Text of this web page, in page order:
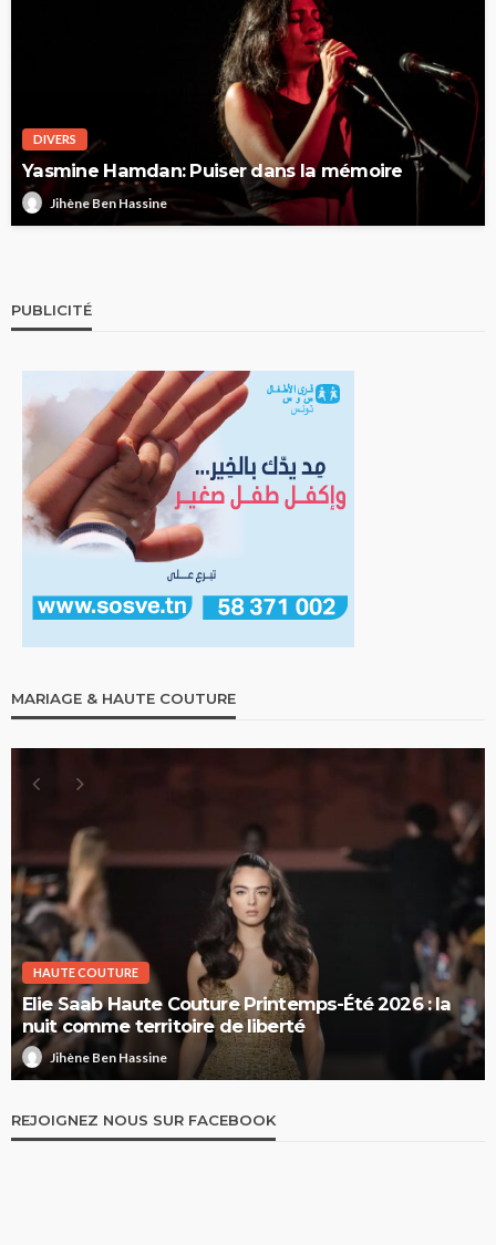
DIVERS
Yasmine Hamdan: Puiser dans la mémoire
Jihène Ben Hassine
PUBLICITÉ
MARIAGE & HAUTE COUTURE
HAUTE COUTURE
Elie Saab Haute Couture Printemps-Été 2026 : la
nuit comme territoire de liberté
Jihène Ben Hassine
REJOIGNEZ NOUS SUR FACEBOOK